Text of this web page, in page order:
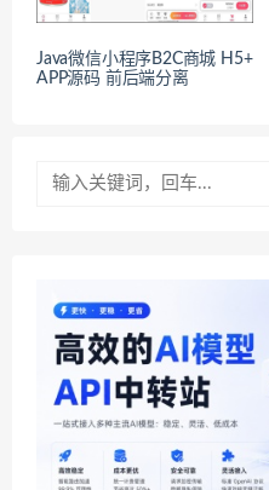
Java微信小程序B2C商城 H5+
APP源码 前后端分离